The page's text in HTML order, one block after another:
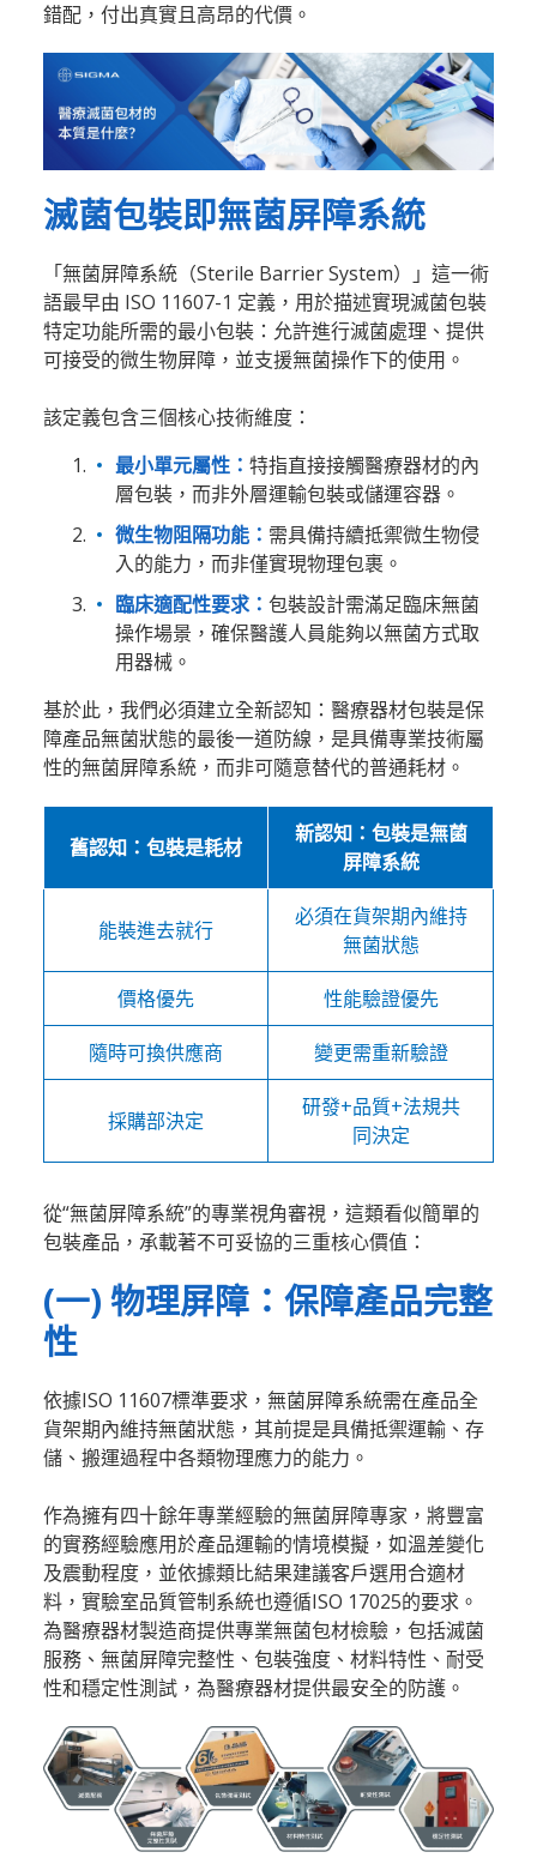
錯配，付出真實且高昂的代價。
滅菌包裝即無菌屏障系統
「無菌屏障系統（Sterile Barrier System）」這一術
語最早由 ISO 11607-1 定義，用於描述實現滅菌包裝
特定功能所需的最小包裝：允許進行滅菌處理、提供
可接受的微生物屏障，並支援無菌操作下的使用。
該定義包含三個核心技術維度：
最小單元屬性： 特指直接接觸醫療器材的內
層包裝，而非外層運輸包裝或儲運容器。
微生物阻隔功能： 需具備持續抵禦微生物侵
入的能力，而非僅實現物理包裹。
臨床適配性要求： 包裝設計需滿足臨床無菌
操作場景，確保醫護人員能夠以無菌方式取
用器械。
基於此，我們必須建立全新認知：醫療器材包裝是保
障產品無菌狀態的最後一道防線，是具備專業技術屬
性的無菌屏障系統，而非可隨意替代的普通耗材。
舊認知：包裝是耗材
新認知：包裝是無菌
屏障系統
能裝進去就行
必須在貨架期內維持
無菌狀態
價格優先 性能驗證優先
隨時可換供應商 變更需重新驗證
採購部決定
研發+品質+法規共
同決定
從“無菌屏障系統”的專業視角審視，這類看似簡單的
包裝產品，承載著不可妥協的三重核心價值：
(一) 物理屏障：保障產品完整
性
依據ISO 11607標準要求，無菌屏障系統需在產品全
貨架期內維持無菌狀態，其前提是具備抵禦運輸、存
儲、搬運過程中各類物理應力的能力。
作為擁有四十餘年專業經驗的無菌屏障專家，將豐富
的實務經驗應用於產品運輸的情境模擬，如溫差變化
及震動程度，並依據類比結果建議客戶選用合適材
料，實驗室品質管制系統也遵循ISO 17025的要求。
為醫療器材製造商提供專業無菌包材檢驗，包括滅菌
服務、無菌屏障完整性、包裝強度、材料特性、耐受
性和穩定性測試，為醫療器材提供最安全的防護。